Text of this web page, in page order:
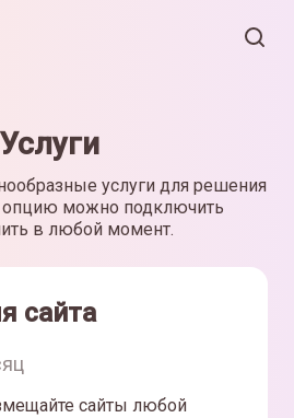
Услуги
услуги для решения
можно подключить
в любой момент.
сайта
сайты любой